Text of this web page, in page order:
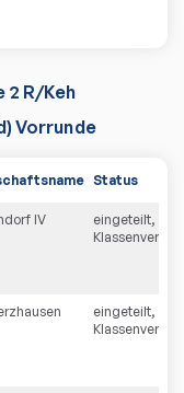
2 R/Keh
Vorrunde
Status
IV
eingeteilt,
eingeteilt,